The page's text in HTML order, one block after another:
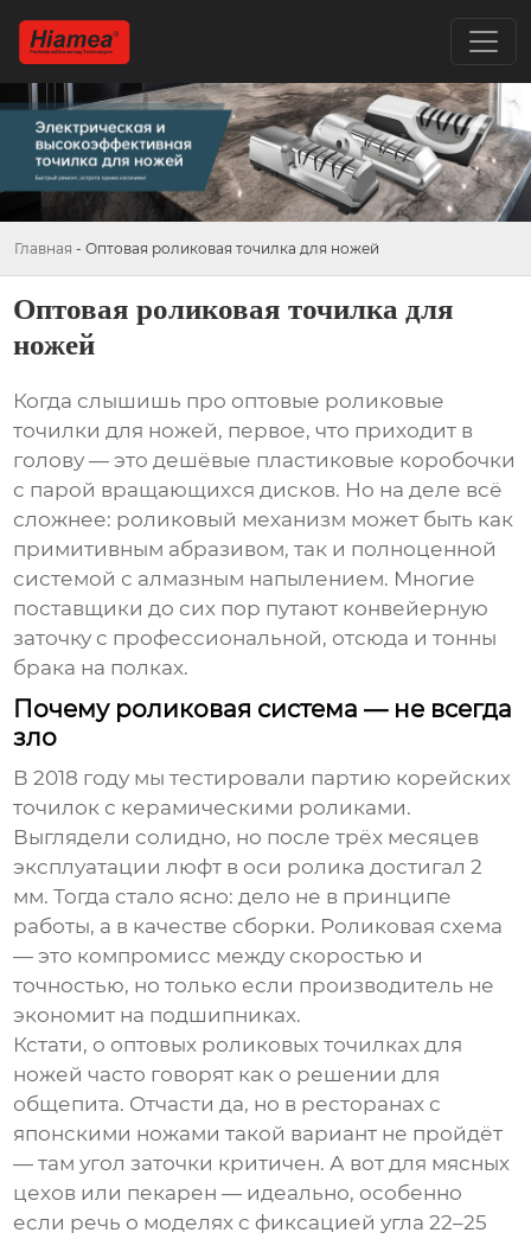
Главная - Оптовая роликовая точилка для ножей
Оптовая роликовая точилка для
ножей
Когда слышишь про оптовые роликовые
точилки для ножей, первое, что приходит в
голову — это дешёвые пластиковые коробочки
с парой вращающихся дисков. Но на деле всё
сложнее: роликовый механизм может быть как
примитивным абразивом, так и полноценной
системой с алмазным напылением. Многие
поставщики до сих пор путают конвейерную
заточку с профессиональной, отсюда и тонны
брака на полках.
Почему роликовая система — не всегда
зло
В 2018 году мы тестировали партию корейских
точилок с керамическими роликами.
Выглядели солидно, но после трёх месяцев
эксплуатации люфт в оси ролика достигал 2
мм. Тогда стало ясно: дело не в принципе
работы, а в качестве сборки. Роликовая схема
— это компромисс между скоростью и
точностью, но только если производитель не
экономит на подшипниках.
Кстати, о оптовых роликовых точилках для
ножей часто говорят как о решении для
общепита. Отчасти да, но в ресторанах с
японскими ножами такой вариант не пройдёт
— там угол заточки критичен. А вот для мясных
цехов или пекарен — идеально, особенно
если речь о моделях с фиксацией угла 22–25